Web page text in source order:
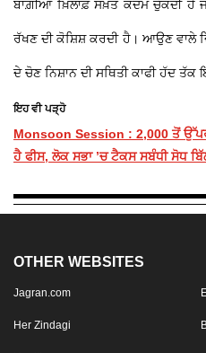
ਬਾਗ਼ੀਆਂ ਖ਼ਿਲਾਫ਼ ਸਖ਼ਤ ਕਦਮ ਚੁੱਕਦੀ ਹੈ
ਰੱਖਣ ਦੀ ਕੋਸ਼ਿਸ਼ ਕਰਦੀ ਹੈ। ਆਉਣ ਵਾਲੇ
ਦੇ ਚੋਣ ਨਿਸ਼ਾਨ ਦੀ ਸਥਿਤੀ ਕਾਫੀ ਹੱਦ
ਇਹ ਵੀ ਪੜ੍ਹੋ
Monsoon Session : 2,000 ਤੋਂ
ਹੈ ਫੀਸ, ਲੋਕ ਸਭਾ ’ਚ ਟੈਕਸ ਸਬੰਧੀ ਸੋਧ
OTHER WEBSITES
Jagran.com
Her Zindagi